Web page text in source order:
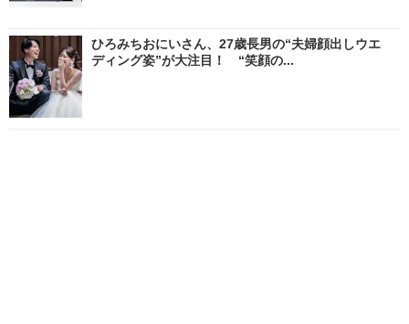
ひろみちおにいさん、27歳長男の“夫婦顔出しウエ
ディング姿”が大注目！ “笑顔の...